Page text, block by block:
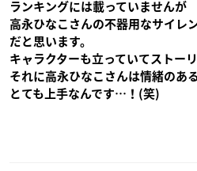
ランキングには載っていませんが
高永ひなこさんの不器用なサイレ
だと思います。
キャラクターも立っていてストー
それに高永ひなこさんは情緒のあ
とても上手なんです…！(笑)